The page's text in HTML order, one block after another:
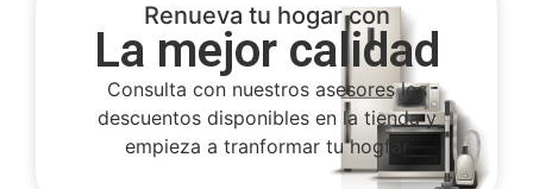
Renueva tu hogar con
La mejor calidad
Consulta con nuestros asesores los
descuentos disponibles en la tienda y
empieza a tranformar tu hogfar